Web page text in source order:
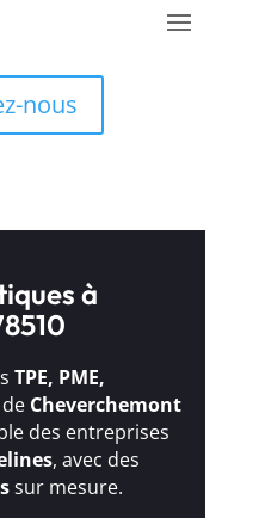
nous
à
TPE, PME,
Cheverchemont
des entreprises
, avec des
sur mesure.